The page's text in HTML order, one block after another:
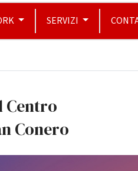
SERVIZI
Centro
Conero